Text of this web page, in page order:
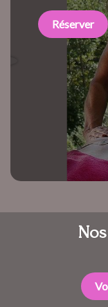
Réserver